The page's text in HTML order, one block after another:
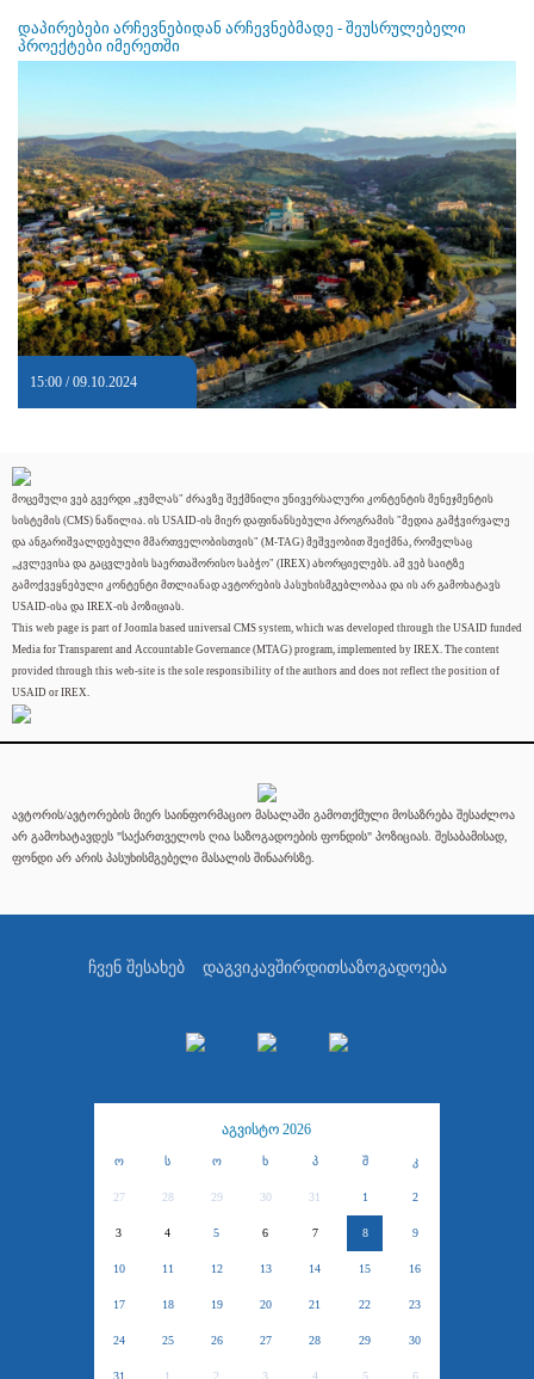
დაპირებები არჩევნებიდან არჩევნებმადე - შეუსრულებელი
პროექტები იმერეთში
15:00 / 09.10.2024
მოცემული ვებ გვერდი „ჯუმლას" ძრავზე შექმნილი უნივერსალური კონტენტის მენეჯმენტის
სისტემის (CMS) ნაწილია. ის USAID-ის მიერ დაფინანსებული პროგრამის "მედია გამჭვირვალე
და ანგარიშვალდებული მმართველობისთვის" (M-TAG) მეშვეობით შეიქმნა, რომელსაც
„კვლევისა და გაცვლების საერთაშორისო საბჭო" (IREX) ახორციელებს. ამ ვებ საიტზე
გამოქვეყნებული კონტენტი მთლიანად ავტორების პასუხისმგებლობაა და ის არ გამოხატავს
USAID-ისა და IREX-ის პოზიციას.
This web page is part of Joomla based universal CMS system, which was developed through the USAID funded
Media for Transparent and Accountable Governance (MTAG) program, implemented by IREX. The content
provided through this web-site is the sole responsibility of the authors and does not reflect the position of
USAID or IREX.
ავტორის/ავტორების მიერ საინფორმაციო მასალაში გამოთქმული მოსაზრება შესაძლოა
არ გამოხატავდეს "საქართველოს ღია საზოგადოების ფონდის" პოზიციას. შესაბამისად,
ფონდი არ არის პასუხისმგებელი მასალის შინაარსზე.
ჩვენ შესახებ დაგვიკავშირდითსაზოგადოება
აგვისტო 2026
ო ს ო ხ პ შ კ
27 28 29 30 31 1 2
3 4 5 6 7 8 9
10 11 12 13 14 15 16
17 18 19 20 21 22 23
24 25 26 27 28 29 30
31 1 2 3 4 5 6